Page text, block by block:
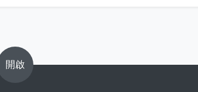
開啟